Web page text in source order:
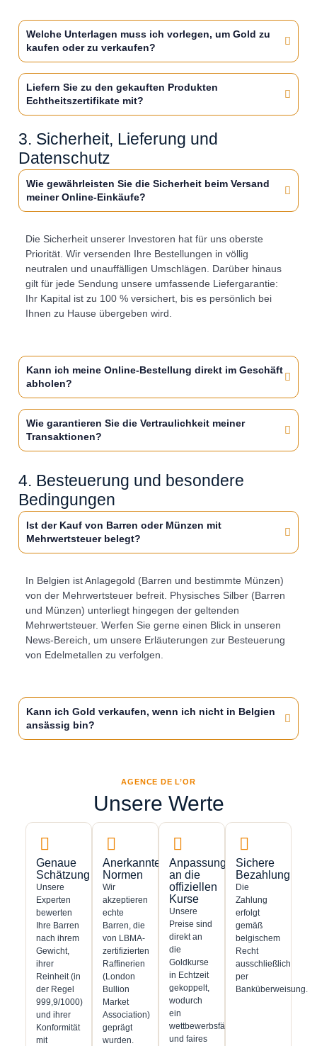
Welche Unterlagen muss ich vorlegen, um Gold zu
kaufen oder zu verkaufen?
Liefern Sie zu den gekauften Produkten
Echtheitszertifikate mit?
3. Sicherheit, Lieferung und
Datenschutz
Wie gewährleisten Sie die Sicherheit beim Versand
meiner Online-Einkäufe?
Die Sicherheit unserer Investoren hat für uns oberste
Priorität. Wir versenden Ihre Bestellungen in völlig
neutralen und unauffälligen Umschlägen. Darüber hinaus
gilt für jede Sendung unsere umfassende Liefergarantie:
Ihr Kapital ist zu 100 % versichert, bis es persönlich bei
Ihnen zu Hause übergeben wird.
Kann ich meine Online-Bestellung direkt im Geschäft
abholen?
Wie garantieren Sie die Vertraulichkeit meiner
Transaktionen?
4. Besteuerung und besondere
Bedingungen
Ist der Kauf von Barren oder Münzen mit
Mehrwertsteuer belegt?
In Belgien ist Anlagegold (Barren und bestimmte Münzen)
von der Mehrwertsteuer befreit. Physisches Silber (Barren
und Münzen) unterliegt hingegen der geltenden
Mehrwertsteuer. Werfen Sie gerne einen Blick in unseren
News-Bereich, um unsere Erläuterungen zur Besteuerung
von Edelmetallen zu verfolgen.
Kann ich Gold verkaufen, wenn ich nicht in Belgien
ansässig bin?
AGENCE DE L’OR
Unsere Werte
Genaue
Schätzung
Unsere
Experten
bewerten
Ihre Barren
nach ihrem
Gewicht,
ihrer
Reinheit (in
der Regel
999,9/1000)
und ihrer
Konformität
mit
Anerkannte
Normen
Wir
akzeptieren
echte
Barren, die
von LBMA-
zertifizierten
Raffinerien
(London
Bullion
Market
Association)
geprägt
wurden.
Anpassung
an die
offiziellen
Kurse
Unsere
Preise sind
direkt an
die
Goldkurse
in Echtzeit
gekoppelt,
wodurch
ein
wettbewerbsfähiges
und faires
Sichere
Bezahlung
Die
Zahlung
erfolgt
gemäß
belgischem
Recht
ausschließlich
per
Banküberweisung.